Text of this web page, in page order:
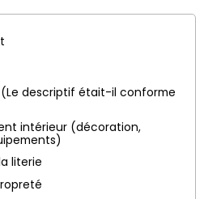
descriptif était-il conforme
intérieur (décoration,
literie